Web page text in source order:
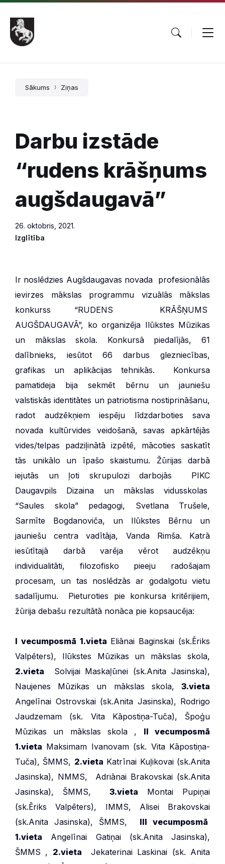
Pāriet
saturu
Skip
main
navigation
Skip
footer
Sākums Ziņas
Darbu izstāde
“rudens krāšņums
augšdaugavā”
26. oktobris, 2021.
Izglītība
Ir noslēdzies Augšdaugavas novada profesionālās
ievirzes mākslas programmu vizuālās mākslas
konkurss “RUDENS KRĀŠŅUMS
AUGŠDAUGAVĀ”, ko organizēja Ilūkstes Mūzikas
un mākslas skola. Konkursā piedalījās, 61
dalībnieks, iesūtot 66 darbus glezniecības,
grafikas un aplikācijas tehnikās. Konkursa
pamatideja bija sekmēt bērnu un jauniešu
valstiskās identitātes un patriotisma nostiprināšanu,
radot audzēkņiem iespēju līdzdarboties sava
novada kultūrvides veidošanā, savas apkārtējās
vides/telpas padziļinātā izpētē, mācoties saskatīt
tās unikālo un īpašo skaistumu. Žūrijas darbā
iejutās un ļoti skrupulozi darbojās PIKC
Daugavpils Dizaina un mākslas vidusskolas
“Saules skola” pedagogi, Svetlana Trušele,
Sarmīte Bogdanoviča, un Ilūkstes Bērnu un
jauniešu centra vadītāja, Vanda Rimša. Katrā
iesūtītajā darbā varēja vērot audzēkņu
individualitāti, filozofisko pieeju radošajam
procesam, un tas noslēdzās ar godalgotu vietu
sadalījumu. Pieturoties pie konkursa kritērijiem,
žūrija debašu rezultātā nonāca pie kopsaucēja:
I vecumposmā 1.vieta Eliānai Baginskai (sk.Ēriks
Valpēters), Ilūkstes Mūzikas un mākslas skola,
2.vieta Solvijai Maskaļūnei (sk.Anita Jasinska),
Naujenes Mūzikas un mākslas skola, 3.vieta
Angelīnai Ostrovskai (sk.Anita Jasinska), Rodrigo
Jaudzemam (sk. Vita Kāpostiņa-Tuča), Špoģu
Mūzikas un mākslas skola , II vecumposmā
1.vieta Maksimam Ivanovam (sk. Vita Kāpostiņa-
Tuča), ŠMMS, 2.vieta Katrīnai Kuļikovai (sk.Anita
Jasinska), NMMS, Adriānai Brakovskai (sk.Anita
Jasinska), ŠMMS, 3.vieta Montai Pupiņai
(sk.Ēriks Valpēters), IMMS, Alisei Brakovskai
(sk.Anita Jasinska), ŠMMS, III vecumposmā
1.vieta Angelīnai Gatiņai (sk.Anita Jasinska),
ŠMMS , 2.vieta Jekaterinai Laskinai (sk. Anita